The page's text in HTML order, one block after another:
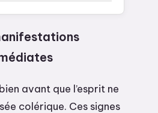
avant que l’esprit ne
colérique. Ces signes